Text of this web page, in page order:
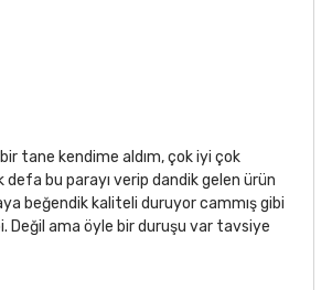
tane kendime aldım, çok iyi çok
defa bu parayı verip dandik gelen ürün
beğendik kaliteli duruyor cammış gibi
Değil ama öyle bir duruşu var tavsiye